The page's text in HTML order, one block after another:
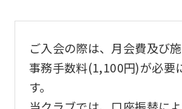
ご入会の際は、月会費及び施
事務手数料(1,100円)が必要
す。
version